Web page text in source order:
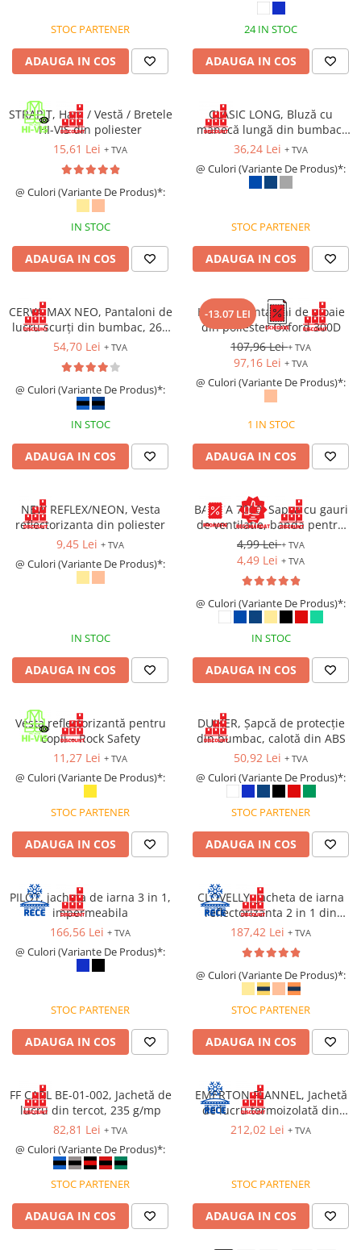
STOC PARTENER
ADAUGA IN COS
24 IN STOC
ADAUGA IN COS
STRAPIT, Ham / Vestă / Bretele
HI-VIS din poliester
15,61 Lei + TVA
@ Culori (Variante De Produs)*:
IN STOC
ADAUGA IN COS
CLASIC LONG, Bluză cu
mânecă lungă din bumbac,
150 g/mp
36,24 Lei + TVA
@ Culori (Variante De Produs)*:
STOC PARTENER
ADAUGA IN COS
CERVA MAX NEO, Pantaloni de
lucru scurți din bumbac, 260
g/mp
54,70 Lei + TVA
@ Culori (Variante De Produs)*:
IN STOC
ADAUGA IN COS
-13.07 LEI
HYDRA, Pantaloni de ploaie
din poliester Oxford 300D
107,96 Lei+ TVA
97,16 Lei + TVA
@ Culori (Variante De Produs)*:
1 IN STOC
ADAUGA IN COS
NEW REFLEX/NEON, Vesta
reflectorizanta din poliester
9,45 Lei + TVA
@ Culori (Variante De Produs)*:
IN STOC
ADAUGA IN COS
BASICA 7000, Sapca cu gauri
de ventilatie, banda pentru
transpiratie si prindere cu
arici
4,99 Lei+ TVA
4,49 Lei + TVA
@ Culori (Variante De Produs)*:
IN STOC
ADAUGA IN COS
Vesta reflectorizantă pentru
copii – Rock Safety
11,27 Lei + TVA
@ Culori (Variante De Produs)*:
STOC PARTENER
ADAUGA IN COS
DUIKER, Șapcă de protecție
din bumbac, calotă din ABS
50,92 Lei + TVA
@ Culori (Variante De Produs)*:
STOC PARTENER
ADAUGA IN COS
PILOT, jacheta de iarna 3 in 1,
impermeabila
166,56 Lei + TVA
@ Culori (Variante De Produs)*:
STOC PARTENER
ADAUGA IN COS
CLOVELLY, Jacheta de iarna
reflectorizanta 2 in 1 din
poliester 300D Oxford si PU
187,42 Lei + TVA
@ Culori (Variante De Produs)*:
STOC PARTENER
ADAUGA IN COS
FF CARL BE-01-002, Jachetă de
lucru din tercot, 235 g/mp
82,81 Lei + TVA
@ Culori (Variante De Produs)*:
STOC PARTENER
ADAUGA IN COS
EMERTON FLANNEL, Jachetă
de lucru termoizolată din
bumbac si poliester, 270 g/mp
212,02 Lei + TVA
STOC PARTENER
ADAUGA IN COS